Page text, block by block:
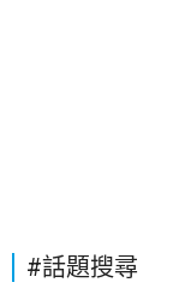
#話題搜尋